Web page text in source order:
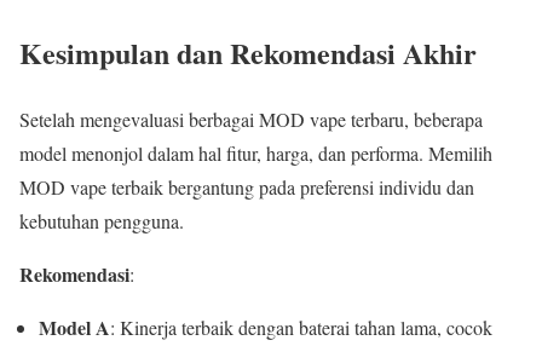
Kesimpulan dan Rekomendasi Akhir
Setelah mengevaluasi berbagai MOD vape terbaru, beberapa
model menonjol dalam hal fitur, harga, dan performa. Memilih
MOD vape terbaik bergantung pada preferensi individu dan
kebutuhan pengguna.
Rekomendasi:
Model A: Kinerja terbaik dengan baterai tahan lama, cocok